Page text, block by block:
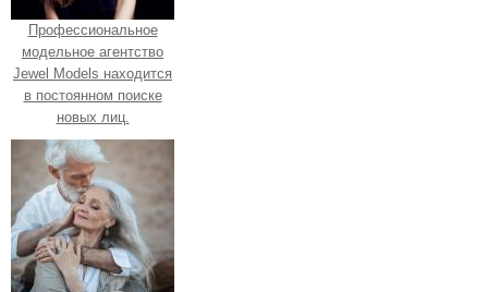
Профессиональное
модельное агентство
Jewel Models находится
в постоянном поиске
новых лиц.